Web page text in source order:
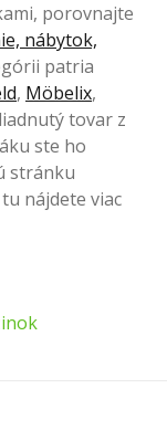
porovnajte
nábytok,
patria
, Möbelix,
tovar z
ste ho
stránku
nájdete viac